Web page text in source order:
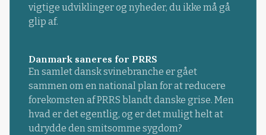
vigtige udviklinger og nyheder, du ikke må gå
glip af.
Danmark saneres for PRRS
En samlet dansk svinebranche er gået
sammen om en national plan for at reducere
forekomsten af PRRS blandt danske grise. Men
hvad er det egentlig, og er det muligt helt at
udrydde den smitsomme sygdom?